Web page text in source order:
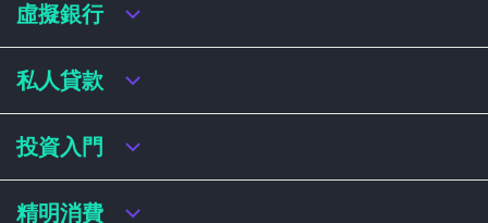
虛擬銀行
虛擬銀行迎新優惠
虛擬銀行存款利率比較
虛擬銀行銀扣賬卡 / 信用卡
虛擬銀行貸款
私人貸款
私人貸款年利率比較
網上即批貸款
結餘轉戶
投資入門
港股戶口收費及迎新優惠
精明消費